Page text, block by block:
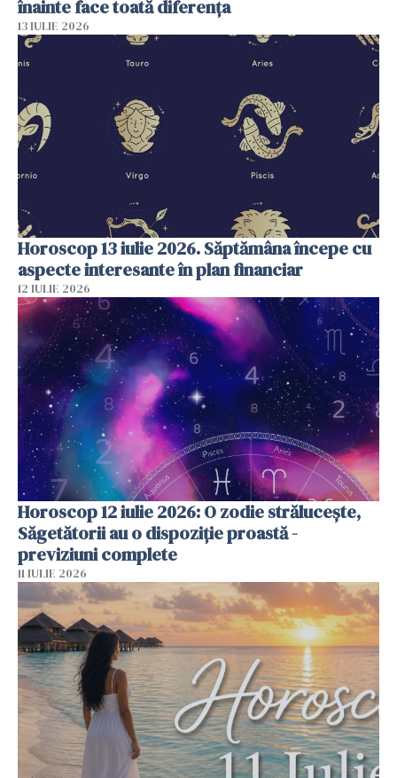
înainte face toată diferența
13 IULIE 2026
Horoscop 13 iulie 2026. Săptămâna începe cu
aspecte interesante în plan financiar
12 IULIE 2026
Horoscop 12 iulie 2026: O zodie strălucește,
Săgetătorii au o dispoziție proastă -
previziuni complete
11 IULIE 2026